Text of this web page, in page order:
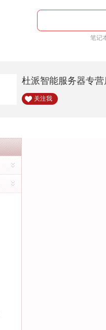
笔记
杜派智能服务器专营
关注我